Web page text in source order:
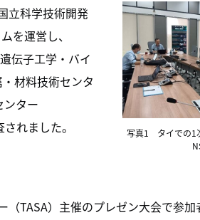
立科学技術開発
を運営し、
伝子工学・バイ
材料技術センタ
ンター
れました。
写真1 タイでの1
TASA）主催のプレゼン大会で参